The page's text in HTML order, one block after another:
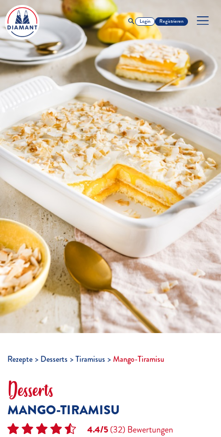
Login Registrieren
Rezepte Desserts Tiramisus Mango-Tiramisu
Desserts
MANGO-TIRAMISU
4.4/5(32)Bewertungen